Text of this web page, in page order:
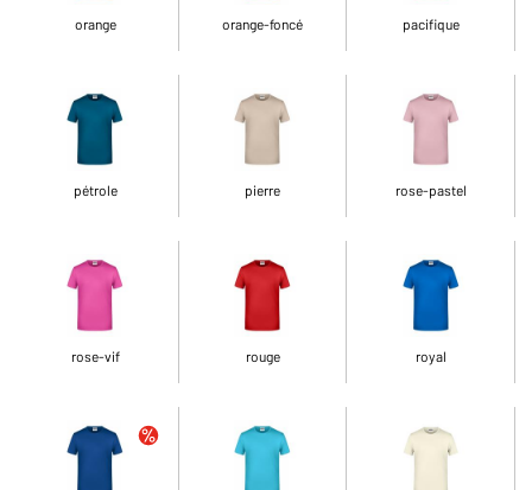
orange orange-foncé pacifique
pétrole pierre rose-pastel
rose-vif rouge royal